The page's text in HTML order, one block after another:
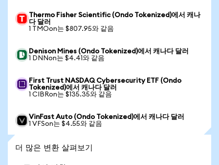
Thermo Fisher Scientific (Ondo Tokenized)에서 캐나
다 달러
1 TMOon는 $807.95와 같음
Denison Mines (Ondo Tokenized)에서 캐나다 달러
1 DNNon는 $4.41와 같음
First Trust NASDAQ Cybersecurity ETF (Ondo
Tokenized)에서 캐나다 달러
1 CIBRon는 $135.35와 같음
VinFast Auto (Ondo Tokenized)에서 캐나다 달러
1 VFSon는 $4.55와 같음
더 많은 변환 살펴보기